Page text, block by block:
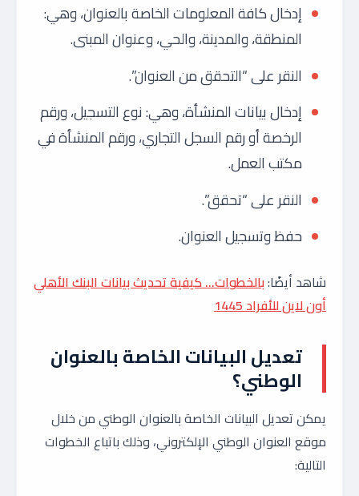
إدخال كافة المعلومات الخاصة بالعنوان، وهي:
المنطقة، والمدينة، والحي، وعنوان المبنى.
النقر على “التحقق من العنوان”.
إدخال بيانات المنشأة، وهي: نوع التسجيل، ورقم
الرخصة أو رقم السجل التجاري، ورقم المنشأة في
مكتب العمل.
النقر على “تحقق”.
حفظ وتسجيل العنوان.
شاهد أيضًا:بالخطوات… كيفية تحديث بيانات البنك الأهلي
أون لاين للأفراد 1445
تعديل البيانات الخاصة بالعنوان
الوطني؟
يمكن تعديل البيانات الخاصة بالعنوان الوطني من خلال
موقع العنوان الوطني الإلكتروني، وذلك باتباع الخطوات
التالية: